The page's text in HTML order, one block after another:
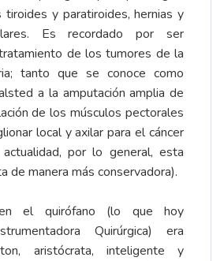
tiroides y paratiroides, hernias y
Es recordado por ser
de los tumores de la
tanto que se conoce como
a la amputación amplia de
de los músculos pectorales
local y axilar para el cáncer
por lo general, esta
de manera más conservadora).
el quirófano (lo que hoy
Quirúrgica) era
aristócrata, inteligente y